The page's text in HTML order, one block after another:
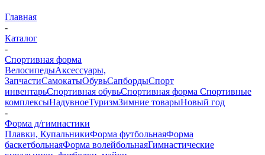
Главная
-
Каталог
-
Спортивная форма
ВелосипедыАксессуары,
ЗапчастиСамокатыОбувьСапбордыСпорт
инвентарьСпортивная обувьСпортивная форма Спортивные
комплексыНадувноеТуризмЗимние товарыНовый год
-
Форма д/гимнастики
Плавки, КупальникиФорма футбольнаяФорма
баскетбольнаяФорма волейбольнаяГимнастические